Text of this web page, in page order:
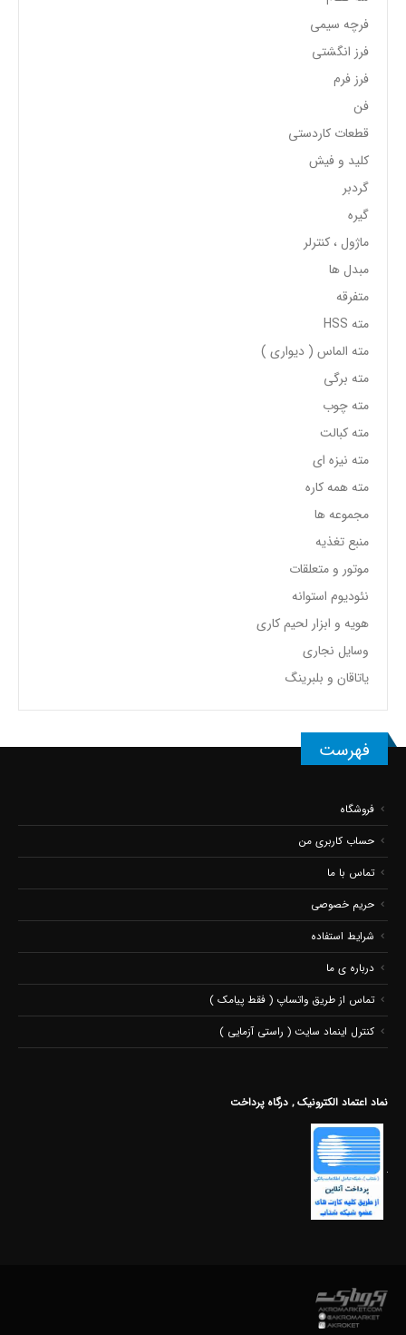
فرچه سیمی
فرز انگشتی
فرز فرم
فن
قطعات کاردستی
کلید و فیش
گردبر
گیره
ماژول ، کنترلر
مبدل ها
متفرقه
مته HSS
مته الماس ( دیواری )
مته برگی
مته چوب
مته کبالت
مته نیزه ای
مته همه کاره
مجموعه ها
منبع تغذیه
موتور و متعلقات
نئودیوم استوانه
هویه و ابزار لحیم کاری
وسایل نجاری
یاتاقان و بلبرینگ
فهرست
فروشگاه
حساب کاربری من
تماس با ما
حریم خصوصی
شرایط استفاده
درباره ی ما
تماس از طریق واتساپ ( فقط پیامک )
کنترل اینماد سایت ( راستی آزمایی )
نماد اعتماد الکترونیک , درگاه پرداخت